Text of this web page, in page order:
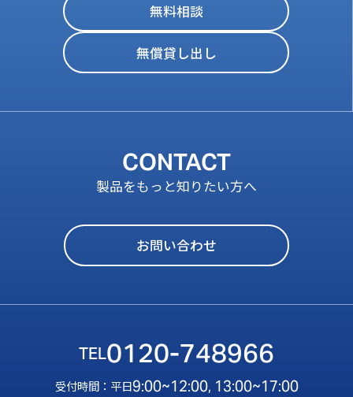
無料相談
無償貸し出し
CONTACT
製品をもっと知りたい方へ
お問い合わせ
0120-748966
受付時間：平日9:00~12:00, 13:00~17:00